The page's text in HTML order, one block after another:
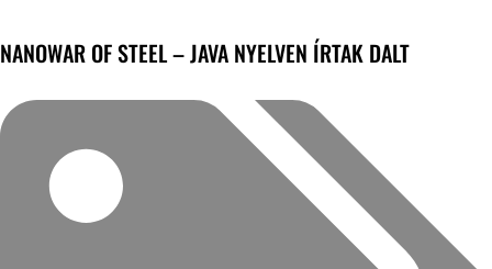
NANOWAR OF STEEL – JAVA NYELVEN ÍRTAK DALT